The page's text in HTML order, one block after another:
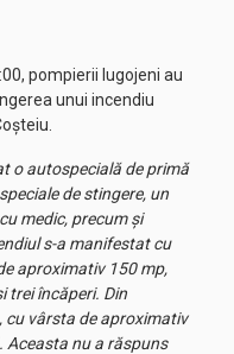
pompierii lugojeni au
unui incendiu
o autospecială de primă
de stingere, un
medic, precum și
s-a manifestat cu
aproximativ 150 mp,
trei încăperi. Din
cu vârsta de aproximativ
Aceasta nu a răspuns